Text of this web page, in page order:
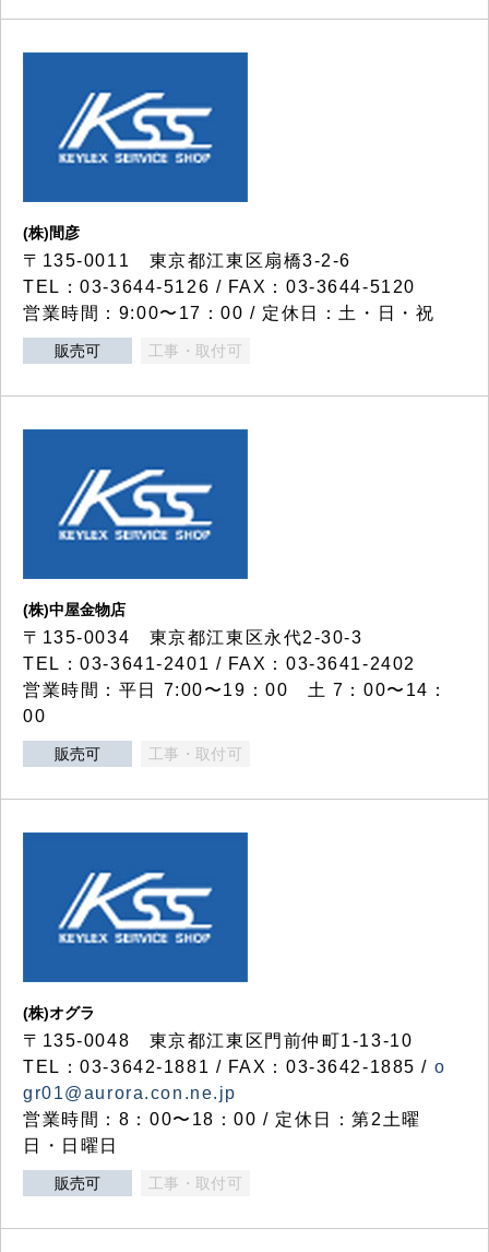
(株)間彦
〒135-0011 東京都江東区扇橋3-2-6
TEL：03-3644-5126 / FAX：03-3644-5120
営業時間：9:00〜17：00 / 定休日：土・日・祝
販売可 工事・取付可
(株)中屋金物店
〒135-0034 東京都江東区永代2-30-3
TEL：03-3641-2401 / FAX：03-3641-2402
営業時間：平日 7:00〜19：00 土 7：00〜14：
00
販売可 工事・取付可
(株)オグラ
〒135-0048 東京都江東区門前仲町1-13-10
TEL：03-3642-1881 / FAX：03-3642-1885 / o
gr01@aurora.con.ne.jp
営業時間：8：00〜18：00 / 定休日：第2土曜
日・日曜日
販売可 工事・取付可